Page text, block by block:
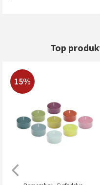
Top
15%